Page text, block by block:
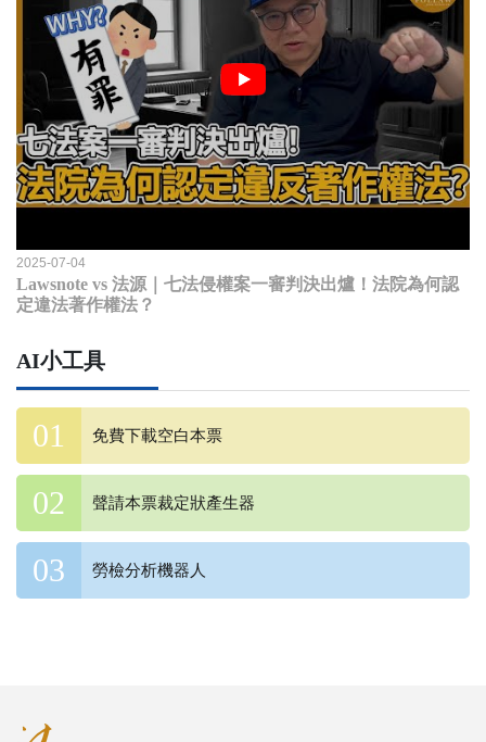
2025-07-04
Lawsnote vs 法源｜七法侵權案一審判決出爐！法院為何認
定違法著作權法？
AI小工具
免費下載空白本票
聲請本票裁定狀產生器
勞檢分析機器人